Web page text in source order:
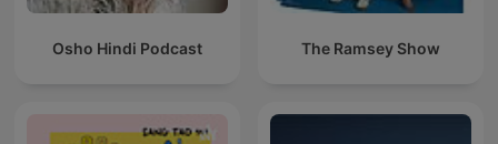
Osho Hindi Podcast The Ramsey Show